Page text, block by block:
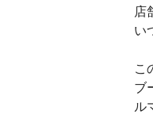
店
い
こ
ブ
ル